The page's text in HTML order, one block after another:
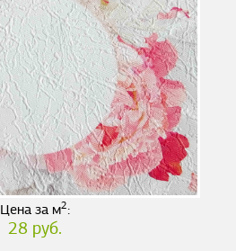
Цена за м2:
28 руб.